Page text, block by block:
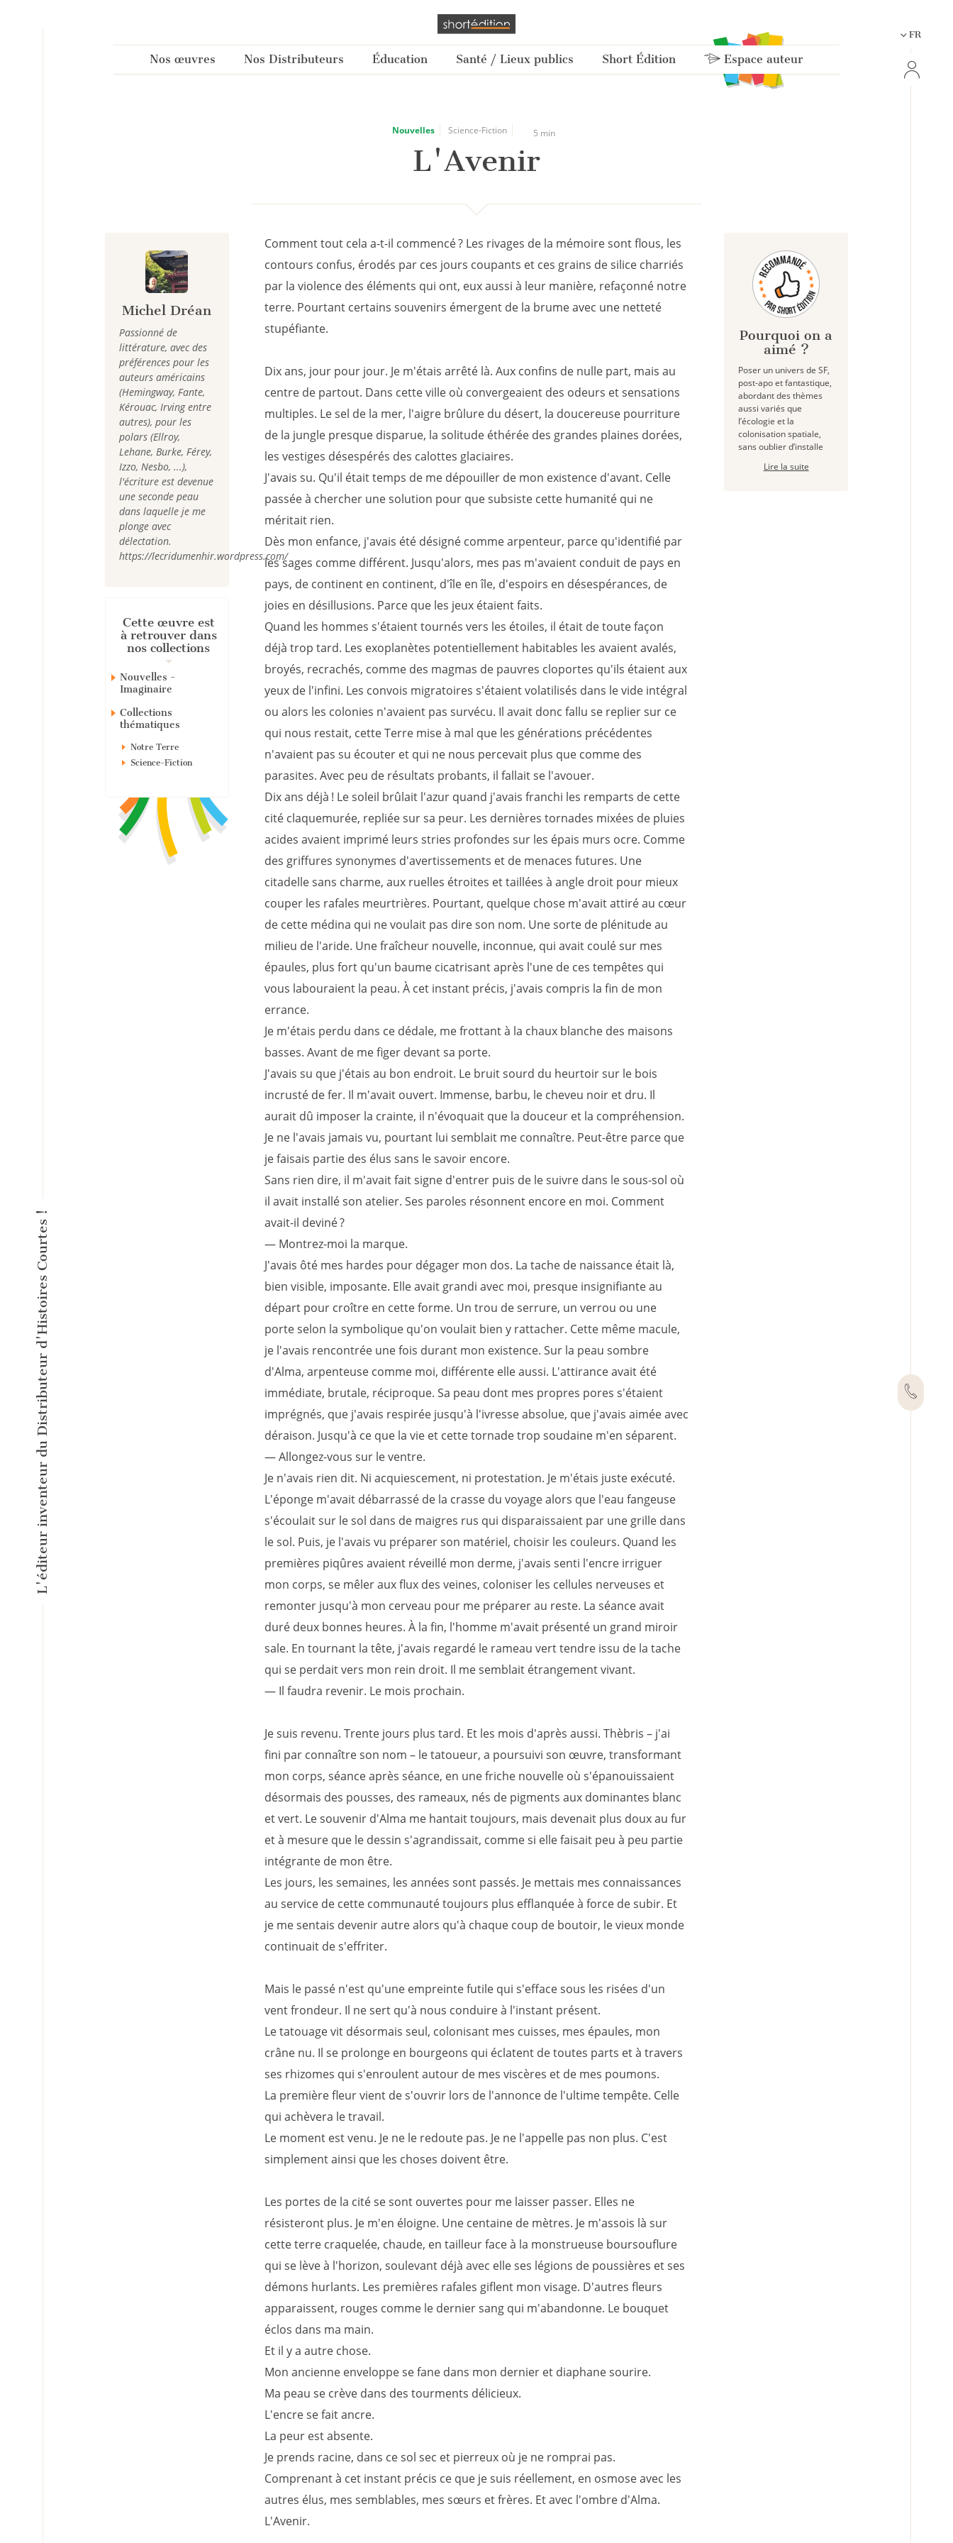
L'éditeur inventeur du Distributeur d'Histoires Courtes !
Nos œuvres Nos Distributeurs Éducation Santé / Lieux publics Short Édition Espace auteur
FR
Nouvelles Science-Fiction 5 min
L'Avenir
Michel Dréan
Passionné de
littérature, avec des
préférences pour les
auteurs américains
(Hemingway, Fante,
Kérouac, Irving entre
autres), pour les
polars (Ellroy,
Lehane, Burke, Férey,
Izzo, Nesbo, ...),
l'écriture est devenue
une seconde peau
dans laquelle je me
plonge avec
délectation.
https://lecridumenhir.wordpress.com/
Cette œuvre est
à retrouver dans
nos collections
Nouvelles -
Imaginaire
Collections
thématiques
Notre Terre
Science-Fiction
Comment tout cela a-t-il commencé ? Les rivages de la mémoire sont flous, les
contours confus, érodés par ces jours coupants et ces grains de silice charriés
par la violence des éléments qui ont, eux aussi à leur manière, refaçonné notre
terre. Pourtant certains souvenirs émergent de la brume avec une netteté
stupéfiante.
Dix ans, jour pour jour. Je m'étais arrêté là. Aux confins de nulle part, mais au
centre de partout. Dans cette ville où convergeaient des odeurs et sensations
multiples. Le sel de la mer, l'aigre brûlure du désert, la doucereuse pourriture
de la jungle presque disparue, la solitude éthérée des grandes plaines dorées,
les vestiges désespérés des calottes glaciaires.
J'avais su. Qu'il était temps de me dépouiller de mon existence d'avant. Celle
passée à chercher une solution pour que subsiste cette humanité qui ne
méritait rien.
Dès mon enfance, j'avais été désigné comme arpenteur, parce qu'identifié par
les sages comme différent. Jusqu'alors, mes pas m'avaient conduit de pays en
pays, de continent en continent, d'île en île, d'espoirs en désespérances, de
joies en désillusions. Parce que les jeux étaient faits.
Quand les hommes s'étaient tournés vers les étoiles, il était de toute façon
déjà trop tard. Les exoplanètes potentiellement habitables les avaient avalés,
broyés, recrachés, comme des magmas de pauvres cloportes qu'ils étaient aux
yeux de l'infini. Les convois migratoires s'étaient volatilisés dans le vide intégral
ou alors les colonies n'avaient pas survécu. Il avait donc fallu se replier sur ce
qui nous restait, cette Terre mise à mal que les générations précédentes
n'avaient pas su écouter et qui ne nous percevait plus que comme des
parasites. Avec peu de résultats probants, il fallait se l'avouer.
Dix ans déjà ! Le soleil brûlait l'azur quand j'avais franchi les remparts de cette
cité claquemurée, repliée sur sa peur. Les dernières tornades mixées de pluies
acides avaient imprimé leurs stries profondes sur les épais murs ocre. Comme
des griffures synonymes d'avertissements et de menaces futures. Une
citadelle sans charme, aux ruelles étroites et taillées à angle droit pour mieux
couper les rafales meurtrières. Pourtant, quelque chose m'avait attiré au cœur
de cette médina qui ne voulait pas dire son nom. Une sorte de plénitude au
milieu de l'aride. Une fraîcheur nouvelle, inconnue, qui avait coulé sur mes
épaules, plus fort qu'un baume cicatrisant après l'une de ces tempêtes qui
vous labouraient la peau. À cet instant précis, j'avais compris la fin de mon
errance.
Je m'étais perdu dans ce dédale, me frottant à la chaux blanche des maisons
basses. Avant de me figer devant sa porte.
J'avais su que j'étais au bon endroit. Le bruit sourd du heurtoir sur le bois
incrusté de fer. Il m'avait ouvert. Immense, barbu, le cheveu noir et dru. Il
aurait dû imposer la crainte, il n'évoquait que la douceur et la compréhension.
Je ne l'avais jamais vu, pourtant lui semblait me connaître. Peut-être parce que
je faisais partie des élus sans le savoir encore.
Sans rien dire, il m'avait fait signe d'entrer puis de le suivre dans le sous-sol où
il avait installé son atelier. Ses paroles résonnent encore en moi. Comment
avait-il deviné ?
— Montrez-moi la marque.
J'avais ôté mes hardes pour dégager mon dos. La tache de naissance était là,
bien visible, imposante. Elle avait grandi avec moi, presque insignifiante au
départ pour croître en cette forme. Un trou de serrure, un verrou ou une
porte selon la symbolique qu'on voulait bien y rattacher. Cette même macule,
je l'avais rencontrée une fois durant mon existence. Sur la peau sombre
d'Alma, arpenteuse comme moi, différente elle aussi. L'attirance avait été
immédiate, brutale, réciproque. Sa peau dont mes propres pores s'étaient
imprégnés, que j'avais respirée jusqu'à l'ivresse absolue, que j'avais aimée avec
déraison. Jusqu'à ce que la vie et cette tornade trop soudaine m'en séparent.
— Allongez-vous sur le ventre.
Je n'avais rien dit. Ni acquiescement, ni protestation. Je m'étais juste exécuté.
L'éponge m'avait débarrassé de la crasse du voyage alors que l'eau fangeuse
s'écoulait sur le sol dans de maigres rus qui disparaissaient par une grille dans
le sol. Puis, je l'avais vu préparer son matériel, choisir les couleurs. Quand les
premières piqûres avaient réveillé mon derme, j'avais senti l'encre irriguer
mon corps, se mêler aux flux des veines, coloniser les cellules nerveuses et
remonter jusqu'à mon cerveau pour me préparer au reste. La séance avait
duré deux bonnes heures. À la fin, l'homme m'avait présenté un grand miroir
sale. En tournant la tête, j'avais regardé le rameau vert tendre issu de la tache
qui se perdait vers mon rein droit. Il me semblait étrangement vivant.
— Il faudra revenir. Le mois prochain.
Je suis revenu. Trente jours plus tard. Et les mois d'après aussi. Thèbris – j'ai
fini par connaître son nom – le tatoueur, a poursuivi son œuvre, transformant
mon corps, séance après séance, en une friche nouvelle où s'épanouissaient
désormais des pousses, des rameaux, nés de pigments aux dominantes blanc
et vert. Le souvenir d'Alma me hantait toujours, mais devenait plus doux au fur
et à mesure que le dessin s'agrandissait, comme si elle faisait peu à peu partie
intégrante de mon être.
Les jours, les semaines, les années sont passés. Je mettais mes connaissances
au service de cette communauté toujours plus efflanquée à force de subir. Et
je me sentais devenir autre alors qu'à chaque coup de boutoir, le vieux monde
continuait de s'effriter.
Mais le passé n'est qu'une empreinte futile qui s'efface sous les risées d'un
vent frondeur. Il ne sert qu'à nous conduire à l'instant présent.
Le tatouage vit désormais seul, colonisant mes cuisses, mes épaules, mon
crâne nu. Il se prolonge en bourgeons qui éclatent de toutes parts et à travers
ses rhizomes qui s'enroulent autour de mes viscères et de mes poumons.
La première fleur vient de s'ouvrir lors de l'annonce de l'ultime tempête. Celle
qui achèvera le travail.
Le moment est venu. Je ne le redoute pas. Je ne l'appelle pas non plus. C'est
simplement ainsi que les choses doivent être.
Les portes de la cité se sont ouvertes pour me laisser passer. Elles ne
résisteront plus. Je m'en éloigne. Une centaine de mètres. Je m'assois là sur
cette terre craquelée, chaude, en tailleur face à la monstrueuse boursouflure
qui se lève à l'horizon, soulevant déjà avec elle ses légions de poussières et ses
démons hurlants. Les premières rafales giflent mon visage. D'autres fleurs
apparaissent, rouges comme le dernier sang qui m'abandonne. Le bouquet
éclos dans ma main.
Et il y a autre chose.
Mon ancienne enveloppe se fane dans mon dernier et diaphane sourire.
Ma peau se crève dans des tourments délicieux.
L'encre se fait ancre.
La peur est absente.
Je prends racine, dans ce sol sec et pierreux où je ne romprai pas.
Comprenant à cet instant précis ce que je suis réellement, en osmose avec les
autres élus, mes semblables, mes sœurs et frères. Et avec l'ombre d'Alma.
L'Avenir.
Pourquoi on a
aimé ?
Poser un univers de SF,
post-apo et fantastique,
abordant des thèmes
aussi variés que
l’écologie et la
colonisation spatiale,
sans oublier d’installe
Lire la suite